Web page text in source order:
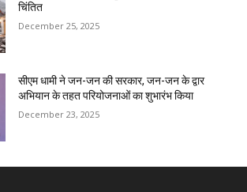
चिंतित
December 25, 2025
सीएम धामी ने जन-जन की सरकार, जन-जन के द्वार
अभियान के तहत परियोजनाओं का शुभारंभ किया
December 23, 2025